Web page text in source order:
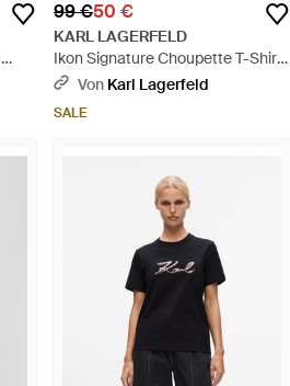
99 €50 €
KARL LAGERFELD
Ikon Signature Choupette T-Shirt,
Damen, Größe - Blau
Von Karl Lagerfeld
SALE